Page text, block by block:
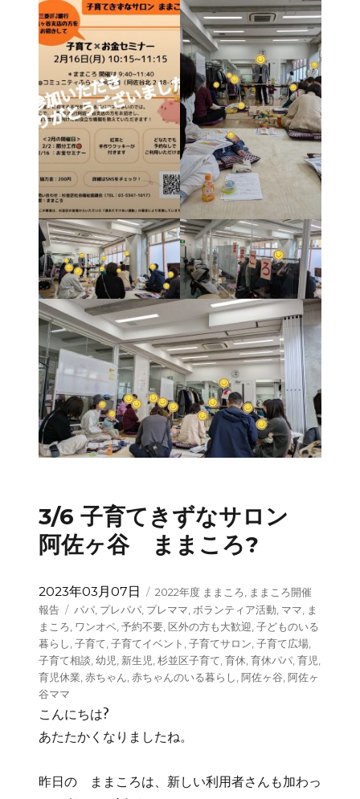
3/6 子育てきずなサロン
阿佐ヶ谷 ままころ?
投
稿
日:
2023年03月07日
カ
テ
ゴ
リ
ー
2022年度 ままころ
ままころ開催
報告
タ
グ
パパ, プレパパ, プレママ ボランティア活動 ママ
ま
まころ ワンオペ, 予約不要, 区外の方も大歓迎 子どものいる
暮らし 子育て 子育てイベント 子育てサロン 子育て広場,
子育て相談 幼児 新生児 杉並区子育て 育休 育休パパ, 育児
育児休業 赤ちゃん 赤ちゃんのいる暮らし 阿佐ヶ谷 阿佐ヶ
谷ママ
こんにちは?
あたたかくなりましたね。
昨日の ままころは、新しい利用者さんも加わっ